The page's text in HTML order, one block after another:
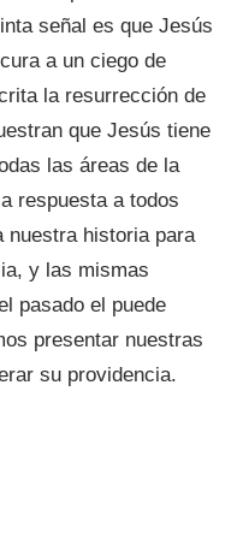
señal es que Jesús
a un ciego de
la resurrección de
que Jesús tiene
las áreas de la
respuesta a todos
nuestra historia para
y las mismas
pasado el puede
presentar nuestras
su providencia.